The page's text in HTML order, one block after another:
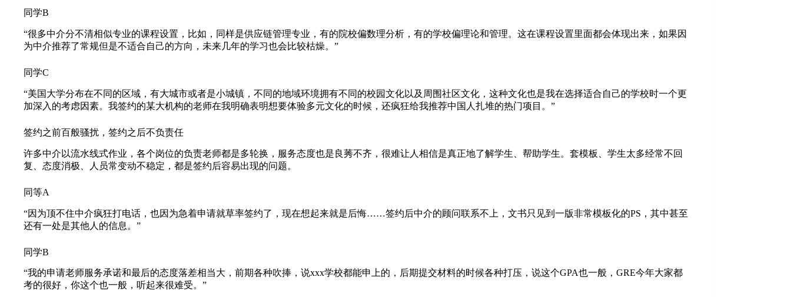
同学B
“很多中介分不清相似专业的课程设置，比如，同样是供应链管理专业，有的院校偏数理分析，有的学校偏理论和管理。这在课程设置里面都会体现出来，如果因
为中介推荐了常规但是不适合自己的方向，未来几年的学习也会比较枯燥。”
同学C
“美国大学分布在不同的区域，有大城市或者是小城镇，不同的地域环境拥有不同的校园文化以及周围社区文化，这种文化也是我在选择适合自己的学校时一个更
加深入的考虑因素。我签约的某大机构的老师在我明确表明想要体验多元文化的时候，还疯狂给我推荐中国人扎堆的热门项目。”
签约之前百般骚扰，签约之后不负责任
许多中介以流水线式作业，各个岗位的负责老师都是多轮换，服务态度也是良莠不齐，很难让人相信是真正地了解学生、帮助学生。套模板、学生太多经常不回
复、态度消极、人员常变动不稳定，都是签约后容易出现的问题。
同等A
“因为顶不住中介疯狂打电话，也因为急着申请就草率签约了，现在想起来就是后悔……签约后中介的顾问联系不上，文书只见到一版非常模板化的PS，其中甚至
还有一处是其他人的信息。”
同学B
“我的申请老师服务承诺和最后的态度落差相当大，前期各种吹捧，说xxx学校都能申上的，后期提交材料的时候各种打压，说这个GPA也一般，GRE今年大家都
考的很好，你这个也一般，听起来很难受。”